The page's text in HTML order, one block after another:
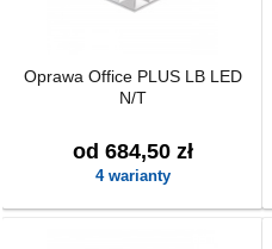
Oprawa Office PLUS LB LED
N/T
od 684,50 zł
4 warianty